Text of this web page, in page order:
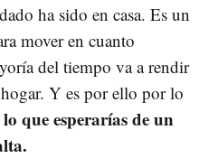
ha sido en casa. Es un
mover en cuanto
del tiempo va a rendir
Y es por ello por lo
que esperarías de un